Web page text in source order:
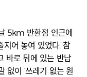
5km 반환점 인근에
지어 놓여 있었다. 참
바로 뒤에 있는 반납
없이 ‘쓰레기 없는 원